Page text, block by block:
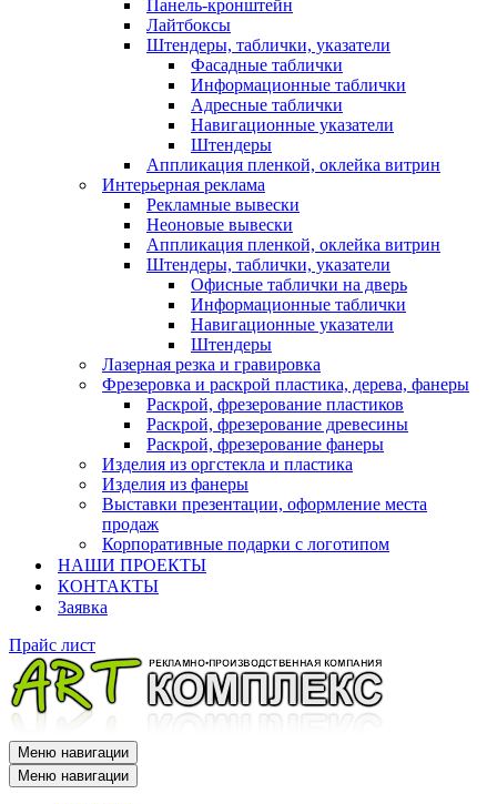
Панель-кронштейн
Лайтбоксы
Штендеры, таблички, указатели
Фасадные таблички
Информационные таблички
Адресные таблички
Навигационные указатели
Штендеры
Аппликация пленкой, оклейка витрин
Интерьерная реклама
Рекламные вывески
Неоновые вывески
Аппликация пленкой, оклейка витрин
Штендеры, таблички, указатели
Офисные таблички на дверь
Информационные таблички
Навигационные указатели
Штендеры
Лазерная резка и гравировка
Фрезеровка и раскрой пластика, дерева, фанеры
Раскрой, фрезерование пластиков
Раскрой, фрезерование древесины
Раскрой, фрезерование фанеры
Изделия из оргстекла и пластика
Изделия из фанеры
Выставки презентации, оформление места
продаж
Корпоративные подарки с логотипом
НАШИ ПРОЕКТЫ
КОНТАКТЫ
Заявка
Прайс лист
Меню навигации
Меню навигации